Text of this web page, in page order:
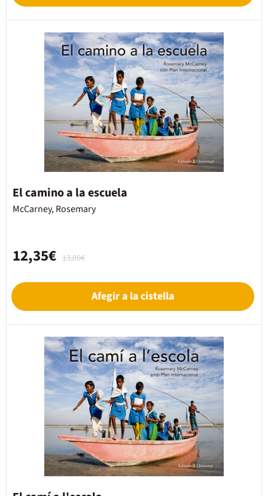
El camino a la escuela
McCarney, Rosemary
13,00€
12,35€
Afegir a la cistella